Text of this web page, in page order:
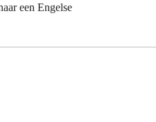
een Engelse